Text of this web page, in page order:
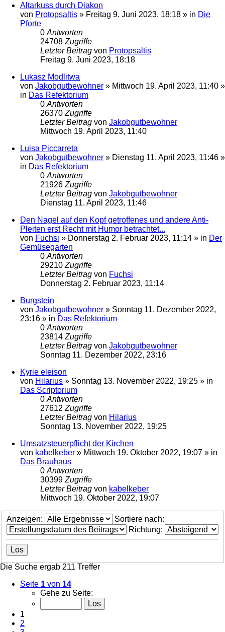
Altarkuss durch Diakon
von Protopsaltis » Freitag 9. Juni 2023, 18:18 » in Die
Pforte
0 Antworten
24708 Zugriffe
Letzter Beitrag von Protopsaltis
Freitag 9. Juni 2023, 18:18
Lukasz Modlitwa
von Jakobgutbewohner » Mittwoch 19. April 2023, 11:40 »
in Das Refektorium
0 Antworten
26370 Zugriffe
Letzter Beitrag von Jakobgutbewohner
Mittwoch 19. April 2023, 11:40
Luisa Piccarreta
von Jakobgutbewohner » Dienstag 11. April 2023, 11:46 »
in Das Refektorium
0 Antworten
21926 Zugriffe
Letzter Beitrag von Jakobgutbewohner
Dienstag 11. April 2023, 11:46
Den Nagel auf den Kopf getroffenes und andere Anti-
Pleiten erst Recht mit Humor betrachtet...
von Fuchsi » Donnerstag 2. Februar 2023, 11:14 » in Der
Gemüsegarten
0 Antworten
29210 Zugriffe
Letzter Beitrag von Fuchsi
Donnerstag 2. Februar 2023, 11:14
Burgstein
von Jakobgutbewohner » Sonntag 11. Dezember 2022,
23:16 » in Das Refektorium
0 Antworten
23814 Zugriffe
Letzter Beitrag von Jakobgutbewohner
Sonntag 11. Dezember 2022, 23:16
Kyrie eleison
von Hilarius » Sonntag 13. November 2022, 19:25 » in
Das Scriptorium
0 Antworten
27612 Zugriffe
Letzter Beitrag von Hilarius
Sonntag 13. November 2022, 19:25
Umsatzsteuerpflicht der Kirchen
von kabelkeber » Mittwoch 19. Oktober 2022, 19:07 » in
Das Brauhaus
0 Antworten
30399 Zugriffe
Letzter Beitrag von kabelkeber
Mittwoch 19. Oktober 2022, 19:07
Anzeigen:
Sortiere nach:
Richtung:
Die Suche ergab 211 Treffer
Seite 1 von 14
Gehe zu Seite:
1
2